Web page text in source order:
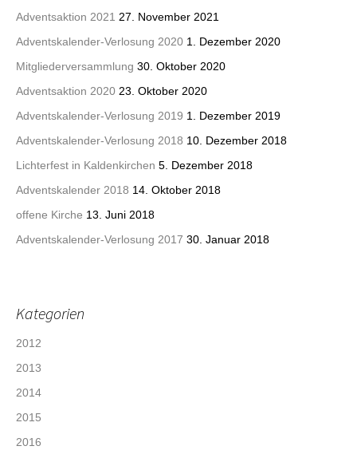
Adventsaktion 2021 27. November 2021
Adventskalender-Verlosung 2020 1. Dezember 2020
Mitgliederversammlung 30. Oktober 2020
Adventsaktion 2020 23. Oktober 2020
Adventskalender-Verlosung 2019 1. Dezember 2019
Adventskalender-Verlosung 2018 10. Dezember 2018
Lichterfest in Kaldenkirchen 5. Dezember 2018
Adventskalender 2018 14. Oktober 2018
offene Kirche 13. Juni 2018
Adventskalender-Verlosung 2017 30. Januar 2018
Kategorien
2012
2013
2014
2015
2016